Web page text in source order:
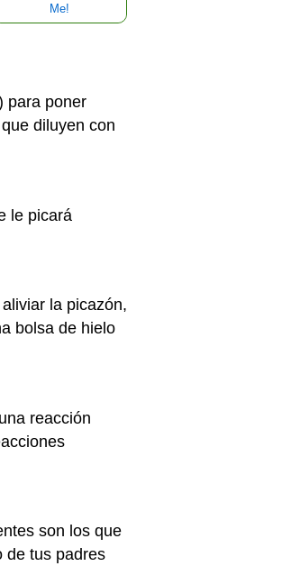
Me!
para poner
diluyen con
le picará
la picazón,
bolsa de hielo
reacción
son los que
de tus padres